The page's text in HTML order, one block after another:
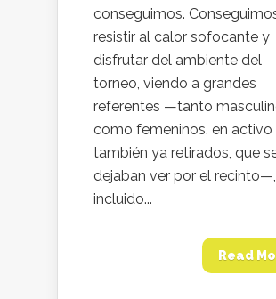
conseguimos.
resistir al calor sofocante y
disfrutar del ambiente del
torneo, viendo a grandes
referentes —tanto
como femeninos, en activo
también ya retirados, que
dejaban ver por el recinto—,
incluido...
Read